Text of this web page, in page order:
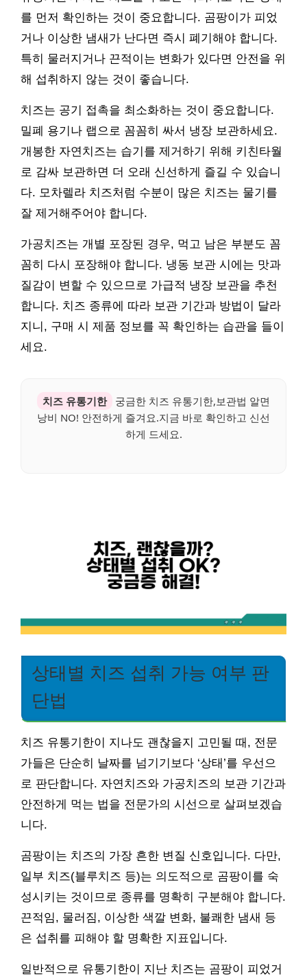
를 먼저 확인하는 것이 중요합니다. 곰팡이가 피었
거나 이상한 냄새가 난다면 즉시 폐기해야 합니다.
특히 물러지거나 끈적이는 변화가 있다면 안전을 위
해 섭취하지 않는 것이 좋습니다.
치즈는 공기 접촉을 최소화하는 것이 중요합니다.
밀폐 용기나 랩으로 꼼꼼히 싸서 냉장 보관하세요.
개봉한 자연치즈는 습기를 제거하기 위해 키친타월
로 감싸 보관하면 더 오래 신선하게 즐길 수 있습니
다. 모차렐라 치즈처럼 수분이 많은 치즈는 물기를
잘 제거해주어야 합니다.
가공치즈는 개별 포장된 경우, 먹고 남은 부분도 꼼
꼼히 다시 포장해야 합니다. 냉동 보관 시에는 맛과
질감이 변할 수 있으므로 가급적 냉장 보관을 추천
합니다. 치즈 종류에 따라 보관 기간과 방법이 달라
지니, 구매 시 제품 정보를 꼭 확인하는 습관을 들이
세요.
치즈 유통기한
궁금한 치즈 유통기한,보관법 알면
낭비 NO! 안전하게 즐겨요.지금 바로 확인하고 신선
하게 드세요.
상태별 치즈 섭취 가능 여부 판
단법
치즈 유통기한이 지나도 괜찮을지 고민될 때, 전문
가들은 단순히 날짜를 넘기기보다 ‘상태’를 우선으
로 판단합니다. 자연치즈와 가공치즈의 보관 기간과
안전하게 먹는 법을 전문가의 시선으로 살펴보겠습
니다.
곰팡이는 치즈의 가장 흔한 변질 신호입니다. 다만,
일부 치즈(블루치즈 등)는 의도적으로 곰팡이를 숙
성시키는 것이므로 종류를 명확히 구분해야 합니다.
끈적임, 물러짐, 이상한 색깔 변화, 불쾌한 냄새 등
은 섭취를 피해야 할 명확한 지표입니다.
일반적으로 유통기한이 지난 치즈는 곰팡이 피었거